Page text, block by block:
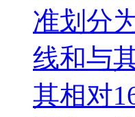
准划分
线和与
其相对